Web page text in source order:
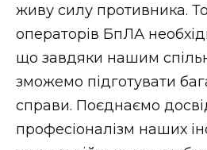
живу силу противника.
операторів БпЛА
що завдяки нашим
зможемо підготувати
справи. Поєднаємо
професіоналізм наших